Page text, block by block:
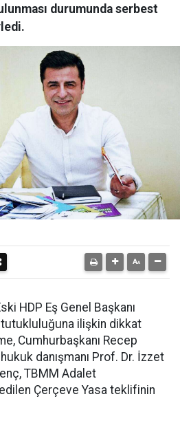
durumunda serbest
HDP Eş Genel Başkanı
ilişkin dikkat
Cumhurbaşkanı Recep
danışmanı Prof. Dr. İzzet
TBMM Adalet
Çerçeve Yasa teklifinin